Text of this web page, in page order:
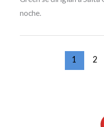
noche.
1 2